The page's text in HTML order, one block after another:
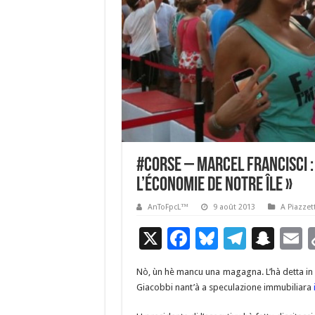
#Corse – Marcel
l’économie de notre île »
AnToFpcL™ 9 août 2013 A
X F
e
b
Bl
es
ky
T
e
gr
S
n
a
p
E
m
Nò, ùn hè mancu una magagna. L’hà detta
Giacobbi nant’à a speculazione immubiliara